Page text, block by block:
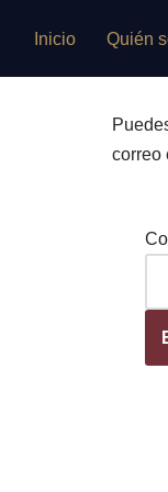
Inicio Quién
correo